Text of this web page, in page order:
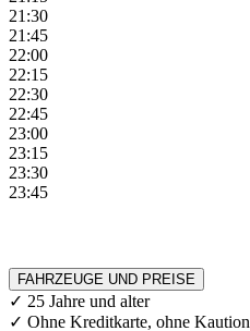
21:30
21:45
22:00
22:15
22:30
22:45
23:00
23:15
23:30
23:45
FAHRZEUGE UND PREISE
✓ 25 Jahre und alter
✓ Ohne Kreditkarte, ohne Kaution